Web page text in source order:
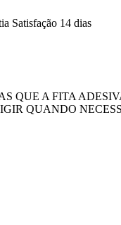
Satisfação 14 dias
QUE A FITA
QUANDO